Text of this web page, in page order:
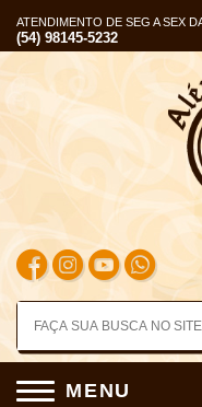
ATENDIMENTO DE SEG A SEX
(54) 98145-5232
MENU